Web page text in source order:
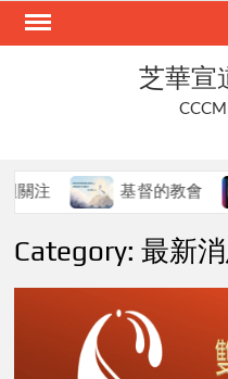
Skip
芝華宣
基督的教會 本
Category:最新